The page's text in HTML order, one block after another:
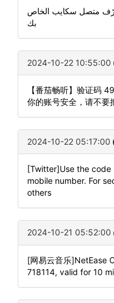
من معرّف متصل سكايب الخاص
بك
2024-10-22 10:55:00
【番茄畅听】验证码
你的账号安全，请不要
2024-10-22 05:17:00
[Twitter]Use the
mobile number. For
others
2024-10-21 05:52:00
[网易云音乐]NetEase
718114, valid for 10